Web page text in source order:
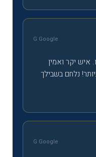
G Google
איש יקר ואמין
נלחם בשבילך
G Google